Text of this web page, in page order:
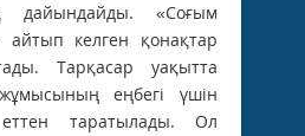
дайындайды. «Соғым
айтып келген қонақтар
Тарқасар уақытта
еңбегі үшін
таратылады. Ол